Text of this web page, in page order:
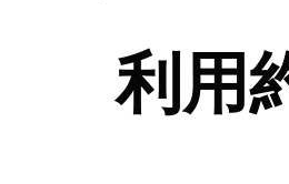
お問い合わ
利用